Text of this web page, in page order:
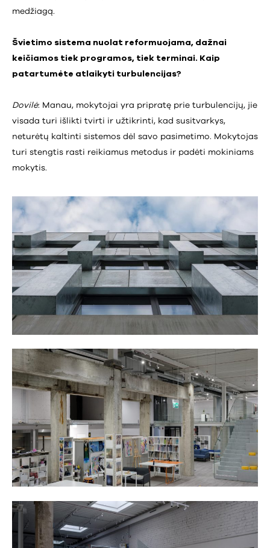
medžiagą.
Švietimo sistema nuolat reformuojama, dažnai
keičiamos tiek programos, tiek terminai. Kaip
patartumėte atlaikyti turbulencijas?
Dovilė: Manau, mokytojai yra pripratę prie turbulencijų, jie
visada turi išlikti tvirti ir užtikrinti, kad susitvarkys,
neturėtų kaltinti sistemos dėl savo pasimetimo. Mokytojas
turi stengtis rasti reikiamus metodus ir padėti mokiniams
mokytis.